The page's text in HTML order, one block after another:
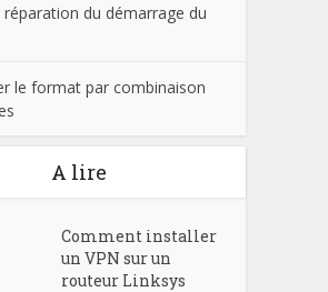
réparation du démarrage du
le format par combinaison
A lire
Comment installer
un VPN sur un
routeur Linksys